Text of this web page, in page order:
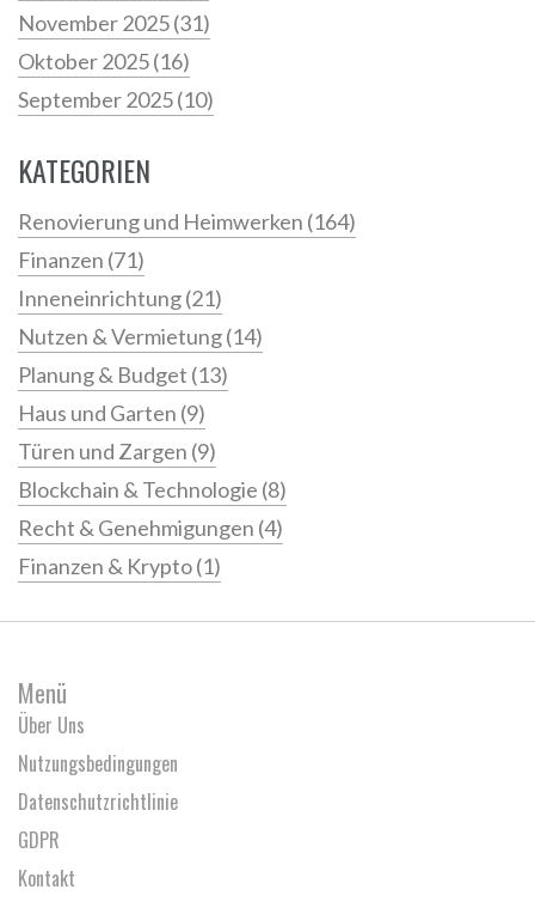
November 2025(31)
Oktober 2025(16)
September 2025(10)
KATEGORIEN
Renovierung und Heimwerken (164)
Finanzen (71)
Inneneinrichtung(21)
Nutzen & Vermietung(14)
Planung & Budget (13)
Haus und Garten (9)
Türen und Zargen (9)
Blockchain & Technologie (8)
Recht & Genehmigungen (4)
Finanzen & Krypto(1)
Menü
Über Uns
Nutzungsbedingungen
Datenschutzrichtlinie
GDPR
Kontakt